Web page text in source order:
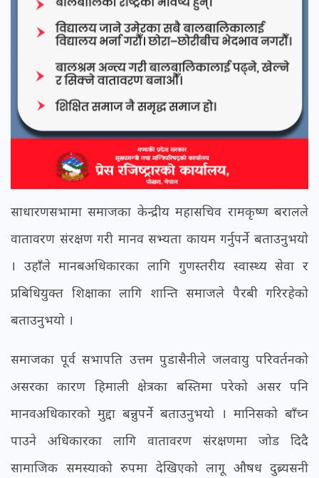
साधारणसभामा समाजका केन्द्रीय महासचिव रामकृष्ण बरालले
वातावरण संरक्षण गरी मानव सभ्यता कायम गर्नुपर्ने बताउनुभयो
। उहाँले मानबअधिकारका लागि गुणस्तरीय स्वास्थ्य सेवा र
प्रबिधियुक्त शिक्षाका लागि शान्ति समाजले पैरबी गरिरहेको
बताउनुभयो ।
समाजका पूर्व सभापति उत्तम पुडासैनीले जलवायु परिवर्तनको
असरका कारण हिमाली क्षेत्रका बस्तिमा परेको असर पनि
मानवअधिकारको मुद्दा बन्नुपर्ने बताउनुभयो । मानिसको बाँच्न
पाउने अधिकारका लागि वातावरण संरक्षणमा जोड दिदै
सामाजिक समस्याको रुपमा देखिएको लागू औषध दुब्र्यसनी